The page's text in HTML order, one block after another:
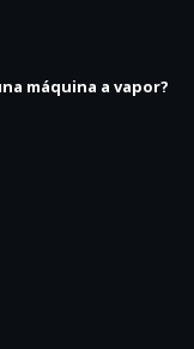
máquina a vapor?